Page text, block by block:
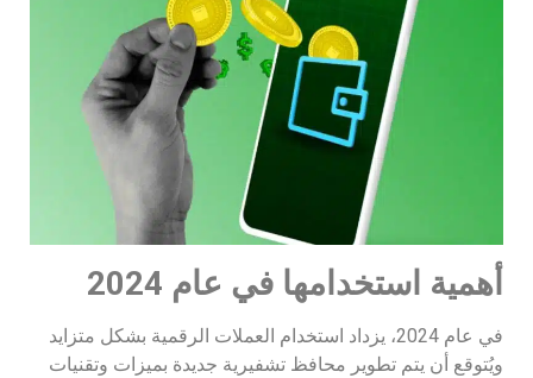
أهمية استخدامها في عام 2024
في عام 2024، يزداد استخدام العملات الرقمية بشكل متزايد
ويُتوقع أن يتم تطوير محافظ تشفيرية جديدة بميزات وتقنيات